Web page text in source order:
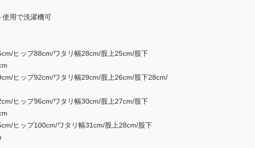
使用で洗濯機可
ヒップ88cm/ワタリ幅28cm/股上25cm/股下
ヒップ92cm/ワタリ幅29cm/股上26cm/股下28cm/
ヒップ96cm/ワタリ幅30cm/股上27cm/股下
ヒップ100cm/ワタリ幅31cm/股上28cm/股下